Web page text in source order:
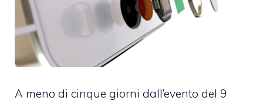
A meno di cinque giorni dall’evento del 9